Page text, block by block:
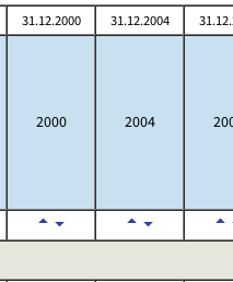
31.12.2000 31.12.2004
2000 2004